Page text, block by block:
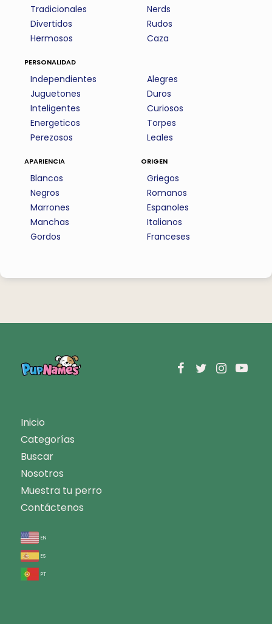
Tradicionales
Divertidos
Hermosos
Nerds
Rudos
Caza
personalidad
Independientes
Juguetones
Inteligentes
Energeticos
Perezosos
Alegres
Duros
Curiosos
Torpes
Leales
apariencia
Blancos
Negros
Marrones
Manchas
Gordos
origen
Griegos
Romanos
Espanoles
Italianos
Franceses
Inicio
Categorías
Buscar
Nosotros
Muestra tu perro
Contáctenos
en
es
pt